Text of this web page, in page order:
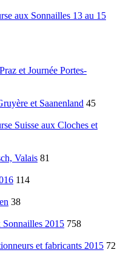
aux Sonnailles 13 au 15
et Journée Portes-
et Saanenland 45
Suisse aux Cloches et
Valais 81
114
38
2015 758
et fabricants 2015 72